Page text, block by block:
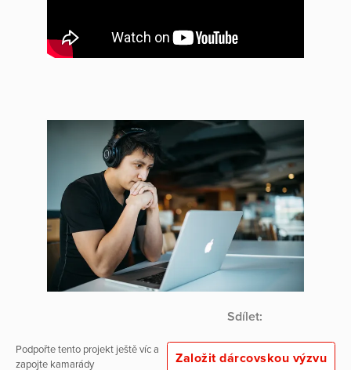
Sdílet:
Podpořte tento projekt ještě víc a
zapojte kamarády
Založit dárcovskou výzvu